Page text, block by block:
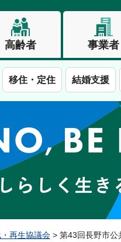
高齢者 事業者
移住・定住 結婚支援
たしらしく生きる。長野
再生協議会 > 第43回長野市公